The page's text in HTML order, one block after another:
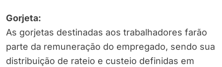
Gorjeta:
As gorjetas destinadas aos trabalhadores farão
parte da remuneração do empregado, sendo sua
distribuição de rateio e custeio definidas em